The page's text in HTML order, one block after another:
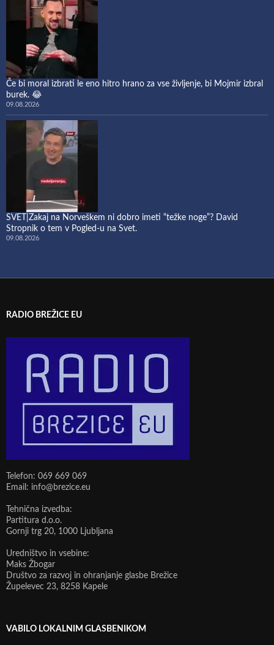
Če bi moral izbrati le eno hitro hrano za vse življenje, bi Mojmir izbral
burek. 😂
09.08.2026
SVET|Zakaj na Norveškem ni dobro imeti “težke noge”? David
Stropnik o tem v Pogled-u na Svet.
09.08.2026
RADIO BREŽICE EU
Telefon: 069 669 069
Email: info@brezice.eu
Tehnična izvedba:
Partitura d.o.o.
Gornji trg 20, 1000 Ljubljana
Uredništvo in vsebine:
Maks Žbogar
Društvo za razvoj in ohranjanje glasbe Brežice
Župelevec 23, 8258 Kapele
VABILO LOKALNIM GLASBENIKOM